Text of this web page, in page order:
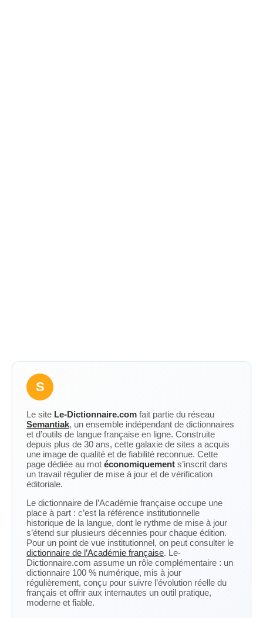
S
Le site Le-Dictionnaire.com fait partie du réseau
Semantiak, un ensemble indépendant de dictionnaires
et d’outils de langue française en ligne. Construite
depuis plus de 30 ans, cette galaxie de sites a acquis
une image de qualité et de fiabilité reconnue. Cette
page dédiée au mot économiquement s’inscrit dans
un travail régulier de mise à jour et de vérification
éditoriale.
Le dictionnaire de l’Académie française occupe une
place à part : c’est la référence institutionnelle
historique de la langue, dont le rythme de mise à jour
s’étend sur plusieurs décennies pour chaque édition.
Pour un point de vue institutionnel, on peut consulter le
dictionnaire de l’Académie française. Le-
Dictionnaire.com assume un rôle complémentaire : un
dictionnaire 100 % numérique, mis à jour
régulièrement, conçu pour suivre l’évolution réelle du
français et offrir aux internautes un outil pratique,
moderne et fiable.